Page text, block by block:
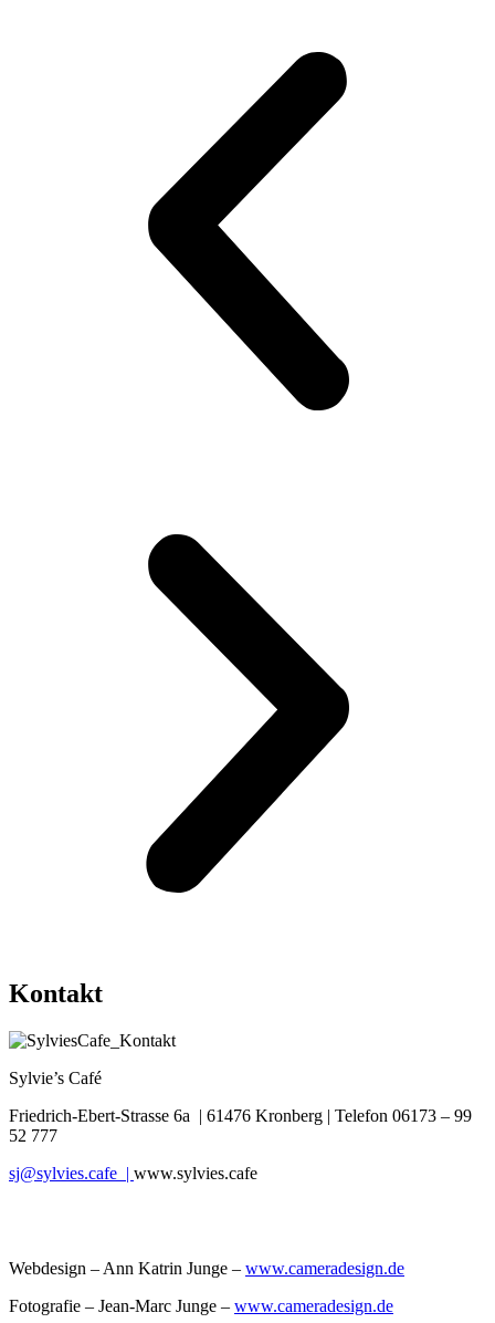
Kontakt
Sylvie’s Café
Friedrich-Ebert-Strasse 6a | 61476 Kronberg | Telefon 06173 – 99
52 777
sj@sylvies.cafe | www.sylvies.cafe
Webdesign – Ann Katrin Junge – www.cameradesign.de
Fotografie – Jean-Marc Junge – www.cameradesign.de